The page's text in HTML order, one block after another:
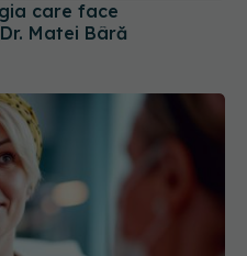
Matei Bâră